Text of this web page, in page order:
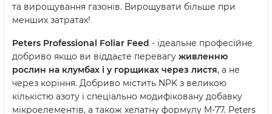
та вирощування газонів. Вирощувати більше при
менших затратах!
Peters Professional Foliar Feed - ідеальне професійне
добриво якщо ви віддаєте перевагу живленню
рослин на клумбах і у горщиках через листя, а не
через коріння. Добриво містить NPK з великою
кількістю азоту і спеціально модифіковану добавку
мікроелементів, а також хелатну формулу M-77. Peters